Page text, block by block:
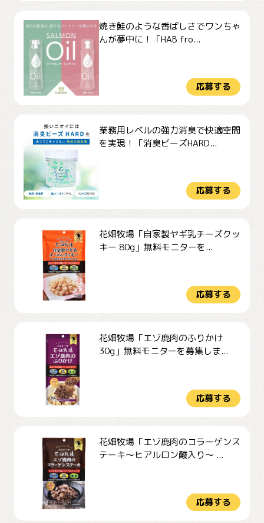
焼き鮭のような香ばしさでワンちゃ
んが夢中に！「HAB fro...
応募する
業務用レベルの強力消臭で快適空間
を実現！「消臭ビーズHARD...
応募する
花畑牧場「自家製ヤギ乳チーズクッ
キー 80g」無料モニターを...
応募する
花畑牧場「エゾ鹿肉のふりかけ
30g」無料モニターを募集しま...
応募する
花畑牧場「エゾ鹿肉のコラーゲンス
テーキ～ヒアルロン酸入り～ ...
応募する